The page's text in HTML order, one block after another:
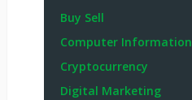
Buy Sell
Computer Information
Cryptocurrency
Digital Marketing